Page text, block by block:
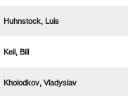
 
 
 